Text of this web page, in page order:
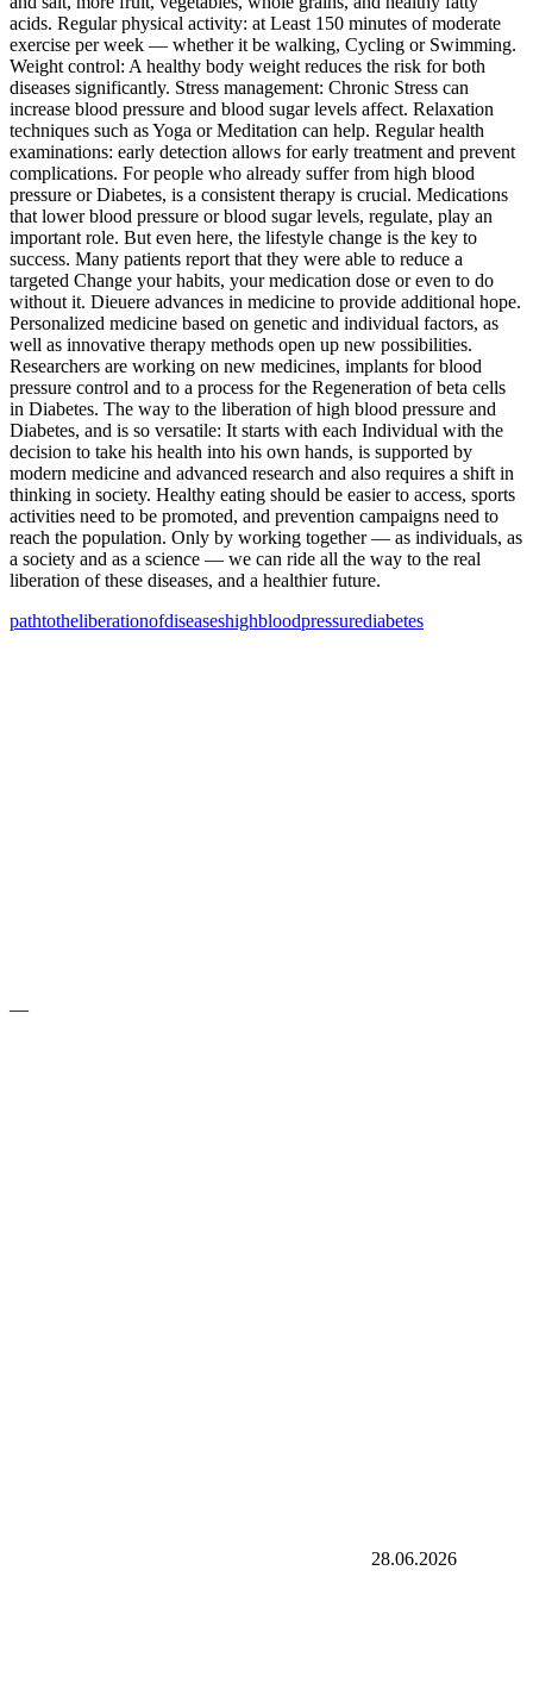
acids. Regular physical activity: at Least 150 minutes of moderate
exercise per week — whether it be walking, Cycling or Swimming.
Weight control: A healthy body weight reduces the risk for both
diseases significantly. Stress management: Chronic Stress can
increase blood pressure and blood sugar levels affect. Relaxation
techniques such as Yoga or Meditation can help. Regular health
examinations: early detection allows for early treatment and prevent
complications. For people who already suffer from high blood
pressure or Diabetes, is a consistent therapy is crucial. Medications
that lower blood pressure or blood sugar levels, regulate, play an
important role. But even here, the lifestyle change is the key to
success. Many patients report that they were able to reduce a
targeted Change your habits, your medication dose or even to do
without it. Dieuere advances in medicine to provide additional hope.
Personalized medicine based on genetic and individual factors, as
well as innovative therapy methods open up new possibilities.
Researchers are working on new medicines, implants for blood
pressure control and to a process for the Regeneration of beta cells
in Diabetes. The way to the liberation of high blood pressure and
Diabetes, and is so versatile: It starts with each Individual with the
decision to take his health into his own hands, is supported by
modern medicine and advanced research and also requires a shift in
thinking in society. Healthy eating should be easier to access, sports
activities need to be promoted, and prevention campaigns need to
reach the population. Only by working together — as individuals, as
a society and as a science — we can ride all the way to the real
liberation of these diseases, and a healthier future.
pathtotheliberationofdiseaseshighbloodpressurediabetes
—
28.06.2026